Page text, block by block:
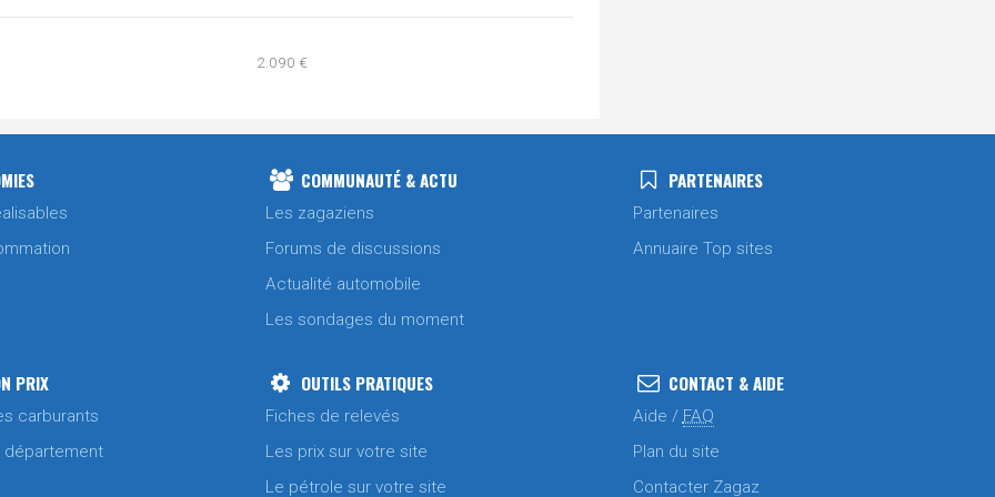
2.090 €
1.990 €
2.090 €
1.990 €
COMMUNAUTÉ & ACTU
Les zagaziens
Forums de discussions
Actualité automobile
Les sondages du moment
PARTENAIRES
Partenaires
Annuaire Top sites
PRIX
carburants
département
OUTILS PRATIQUES
Fiches de relevés
Les prix sur votre site
Le pétrole sur votre site
CONTACT & AIDE
Aide / FAQ
Plan du site
Contacter Zagaz